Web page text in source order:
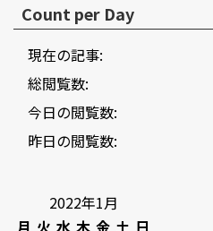
Count per Day
現在の記事:
総閲覧数:
今日の閲覧数:
昨日の閲覧数:
2022年1月
月 火 水 木 金 土 日